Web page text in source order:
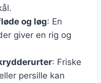
og løg: En
giver en rig og
: Friske
persille kan